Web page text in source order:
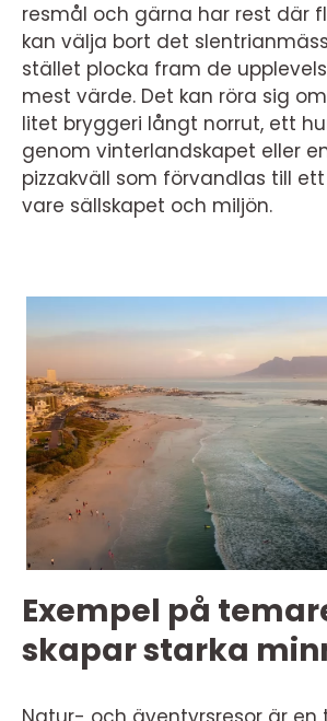
resmål och gärna har rest där
kan välja bort det
stället plocka fram de
mest värde. Det kan röra sig
litet bryggeri långt norrut, ett
genom vinterlandskapet eller
pizzakväll som förvandlas till
vare sällskapet och miljön.
Exempel på
skapar starka